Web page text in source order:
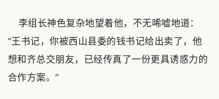
李组长神色复杂地望着他，不无唏嘘地道：
“王书记，你被西山县委的钱书记给出卖了，他
想和齐总交朋友，已经传真了一份更具诱惑力的
合作方案。”